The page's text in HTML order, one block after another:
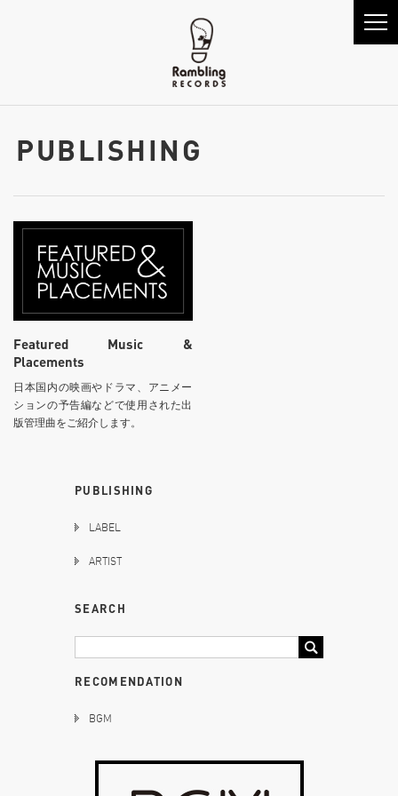
PUBLISHING
Featured Music &
Placements
日本国内の映画やドラマ、アニメー
ションの予告編などで使用された出
版管理曲をご紹介します。
PUBLISHING
LABEL
ARTIST
SEARCH
RECOMENDATION
BGM